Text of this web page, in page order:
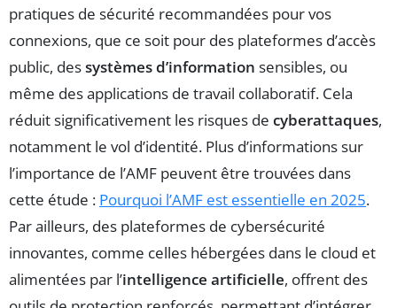
pratiques de sécurité recommandées pour vos
connexions, que ce soit pour des plateformes d’accès
public, dessystèmes d’information sensibles, ou
même des applications de travail collaboratif. Cela
réduit significativement les risques de cyberattaques,
notamment le vol d’identité. Plus d’informations sur
l’importance de l’AMF peuvent être trouvées dans
cette étude : Pourquoi l’AMF est essentielle en 2025.
Par ailleurs, des plateformes de cybersécurité
innovantes, comme celles hébergées dans le cloud et
alimentées par l’intelligence artificielle, offrent des